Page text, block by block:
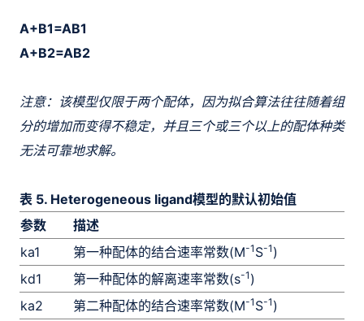
A+B1=AB1
A+B2=AB2
注意：该模型仅限于两个配体，因为拟合算法往往随着组
分的增加而变得不稳定，并且三个或三个以上的配体种类
无法可靠地求解。
表 5. Heterogeneous ligand模型的默认初始值
参数
描述
ka1
第一种配体的结合速率常数(M-1 S-1 )
kd1
第一种配体的解离速率常数(s-1 )
ka2
第二种配体的结合速率常数(M-1 S-1 )